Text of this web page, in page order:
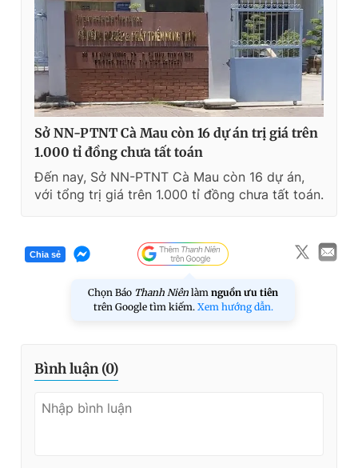
Sở NN-PTNT Cà Mau còn 16 dự án trị giá trên
1.000 tỉ đồng chưa tất toán
Đến nay, Sở NN-PTNT Cà Mau còn 16 dự án,
với tổng trị giá trên 1.000 tỉ đồng chưa tất toán.
Chia sẻ
Chọn Báo Thanh Niên làm nguồn ưu tiên
trên Google tìm kiếm. Xem hướng dẫn.
Bình luận (0)